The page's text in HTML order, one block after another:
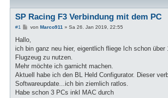
SP Racing F3 Verbindung mit dem PC
#1
B
i
r
a
von Marco911 » Sa 26. Jan 2019, 22:55
Hallo,
ich bin ganz neu hier, eigentlich fliege Ich schon
Flugzeug zu nutzen.
Mehr möchte ich garnicht machen.
Aktuell habe ich den BL Held Configurator. Dieser
Softwareupdate...ich bin ziemlich ratlos.
Habe schon 3 PCs inkl MAC durch